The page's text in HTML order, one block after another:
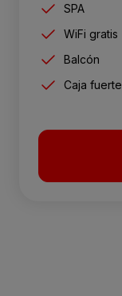
SPA
WiFi gratis
Balcón
Caja fuerte